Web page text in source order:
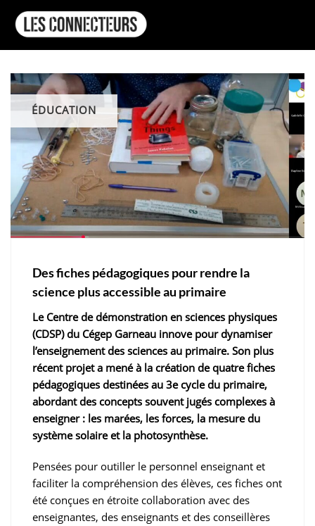
ÉDUCATION
Des fiches pédagogiques pour rendre la
science plus accessible au primaire
Le Centre de démonstration en sciences physiques
(CDSP) du Cégep Garneau innove pour dynamiser
l’enseignement des sciences au primaire. Son plus
récent projet a mené à la création de quatre fiches
pédagogiques destinées au 3e cycle du primaire,
abordant des concepts souvent jugés complexes à
enseigner : les marées, les forces, la mesure du
système solaire et la photosynthèse.
Pensées pour outiller le personnel enseignant et
faciliter la compréhension des élèves, ces fiches ont
été conçues en étroite collaboration avec des
enseignantes, des enseignants et des conseillères